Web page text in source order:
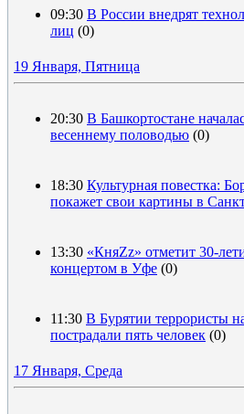
09:30 В России внедрят
лиц (0)
19 Января, Пятница
20:30 В Башкортостане
весеннему половодью (0)
18:30 Культурная повестка:
покажет свои картины в
13:30 «КняZz» отметит 30-
концертом в Уфе (0)
11:30 В Бурятии террористы
пострадали пять человек (0)
17 Января, Среда